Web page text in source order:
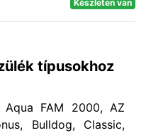
Készleten van
típusokhoz
Aqua FAM 2000, AZ
Bulldog, Classic,